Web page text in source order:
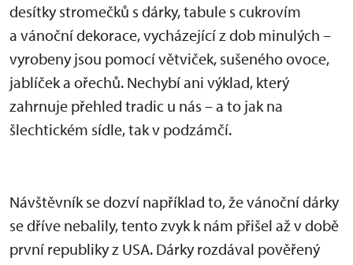
desítky stromečků s dárky, tabule s cukrovím
a vánoční dekorace, vycházející z dob minulých –
vyrobeny jsou pomocí větviček, sušeného ovoce,
jablíček a ořechů. Nechybí ani výklad, který
zahrnuje přehled tradic u nás – a to jak na
šlechtickém sídle, tak v podzámčí.
Návštěvník se dozví například to, že vánoční dárky
se dříve nebalily, tento zvyk k nám přišel až v době
první republiky z USA. Dárky rozdával pověřený